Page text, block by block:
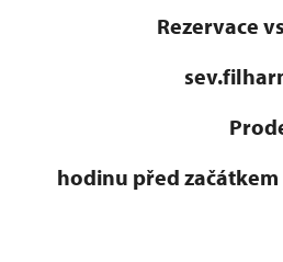
Rezervace
hodinu před